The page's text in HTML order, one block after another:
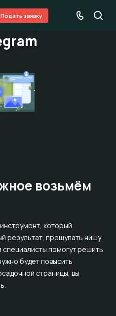
Подать заявкуреклама в
возьмём
который
результат, прощупать нишу,
помогут решить
будет повысить
страницы, вы